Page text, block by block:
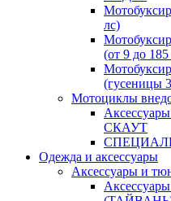
лс)
(от 9 до 185
(гусеницы
Мотоциклы
СКАУТ
Одежда и аксессуары
Аксессуары и